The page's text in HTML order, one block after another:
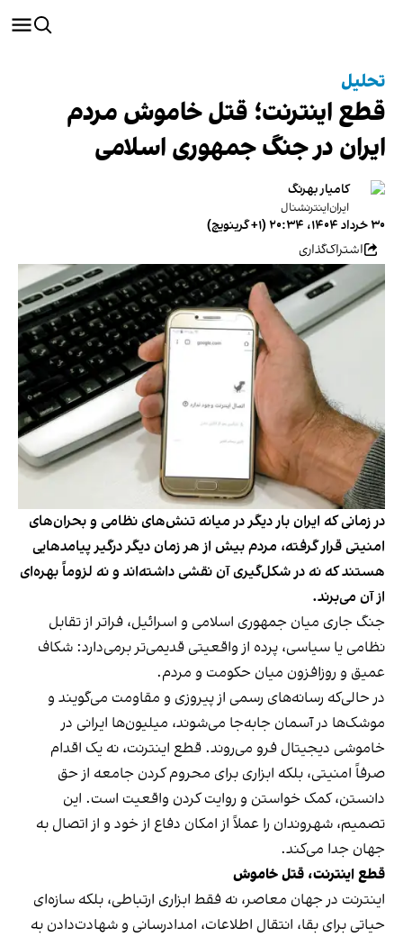
تحلیل
قطع اینترنت؛ قتل خاموش مردم
ایران در جنگ جمهوری اسلامی
کامیار بهرنگ
ایران‌اینترنشنال
۳۰ خرداد ۱۴۰۴، ۲۰:۳۴ (‎+۱ گرینویچ)
اشتراک‌گذاری
در زمانی که ایران بار دیگر در میانه تنش‌های نظامی و بحران‌های
امنیتی قرار گرفته، مردم بیش از هر زمان دیگر درگیر پیامدهایی
هستند که نه در شکل‌گیری آن نقشی داشته‌اند و نه لزوماً بهره‌ای
از آن می‌برند.
جنگ جاری میان جمهوری اسلامی و اسرائیل، فراتر از تقابل
نظامی یا سیاسی، پرده از واقعیتی قدیمی‌تر برمی‌دارد: شکاف
عمیق و روزافزون میان حکومت و مردم.
در حالی‌که رسانه‌های رسمی از پیروزی و مقاومت می‌گویند و
موشک‌ها در آسمان جابه‌جا می‌شوند، میلیون‌ها ایرانی در
خاموشی دیجیتال فرو می‌روند. قطع اینترنت، نه یک اقدام
صرفاً امنیتی، بلکه ابزاری برای محروم کردن جامعه از حق
دانستن، کمک خواستن و روایت کردن واقعیت است. این
تصمیم، شهروندان را عملاً از امکان دفاع از خود و از اتصال به
جهان جدا می‌کند.
قطع اینترنت، قتل خاموش
اینترنت در جهان معاصر، نه فقط ابزاری ارتباطی، بلکه سازه‌ای
حیاتی برای بقا، انتقال اطلاعات، امدادرسانی و شهادت‌دادن به